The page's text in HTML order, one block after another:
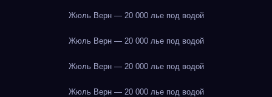
Жюль Верн — 20 000 лье под водой
Жюль Верн — 20 000 лье под водой
Жюль Верн — 20 000 лье под водой
Жюль Верн — 20 000 лье под водой